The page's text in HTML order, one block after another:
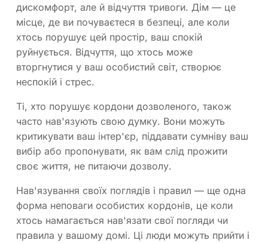
дискомфорт, але й відчуття тривоги. Дім — це
місце, де ви почуваєтеся в безпеці, але коли
хтось порушує цей простір, ваш спокій
руйнується. Відчуття, що хтось може
вторгнутися у ваш особистий світ, створює
неспокій і стрес.
Ті, хто порушує кордони дозволеного, також
часто нав'язують свою думку. Вони можуть
критикувати ваш інтер'єр, піддавати сумніву ваш
вибір або пропонувати, як вам слід прожити
своє життя, не питаючи дозволу.
Нав'язування своїх поглядів і правил — ще одна
форма неповаги особистих кордонів, це коли
хтось намагається нав'язати свої погляди чи
правила у вашому домі. Ці люди можуть прийти і